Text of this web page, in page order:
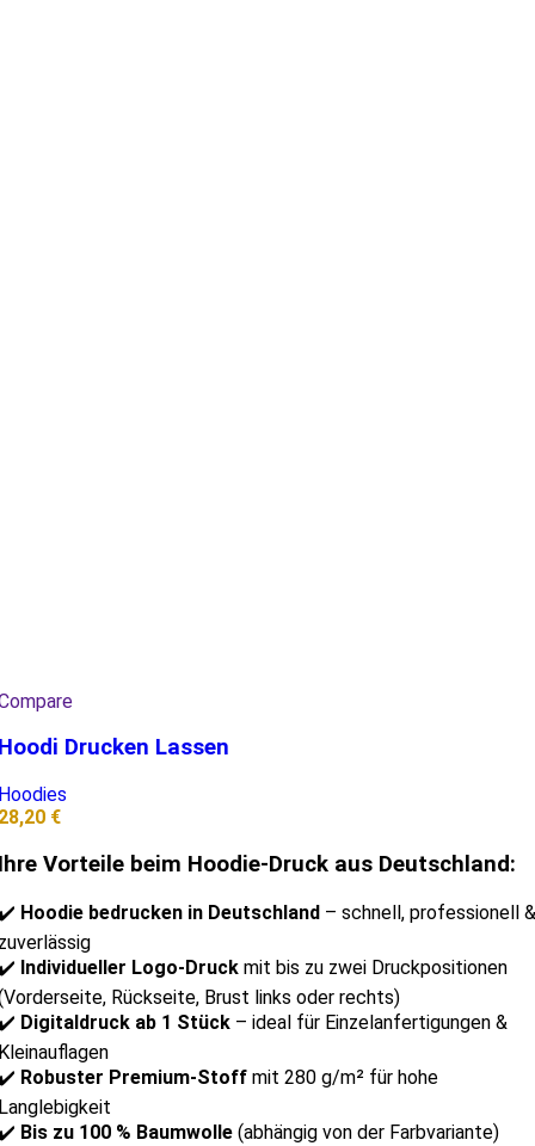
Drucken Lassen
€
Vorteile beim Hoodie-Druck aus Deutschland:
Hoodie bedrucken in Deutschland – schnell, professionell &
Individueller Logo-Druck mit bis zu zwei Druckpositionen
Rückseite, Brust links oder rechts)
Digitaldruck ab 1 Stück – ideal für Einzelanfertigungen &
Robuster Premium-Stoff mit 280 g/m² für hohe
Bis zu 100 % Baumwolle (abhängig von der Farbvariante)